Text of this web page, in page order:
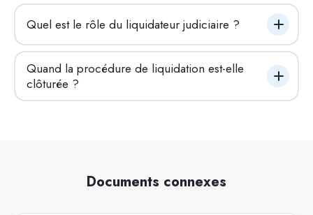
Quel est le rôle du liquidateur judiciaire ?
Quand la procédure de liquidation est-elle
clôturée ?
Documents connexes